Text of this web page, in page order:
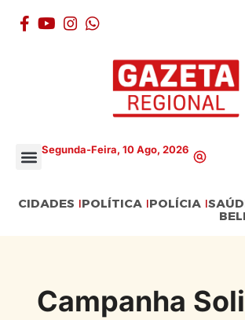
Segunda-Feira, 10 Ago, 2026
CIDADES POLÍTICA POLÍCIA
Campanha